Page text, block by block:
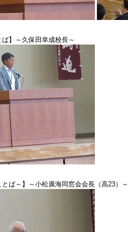
ば】～久保田幸成校長～
とば～】～小松廣海同窓会会長（高23）～